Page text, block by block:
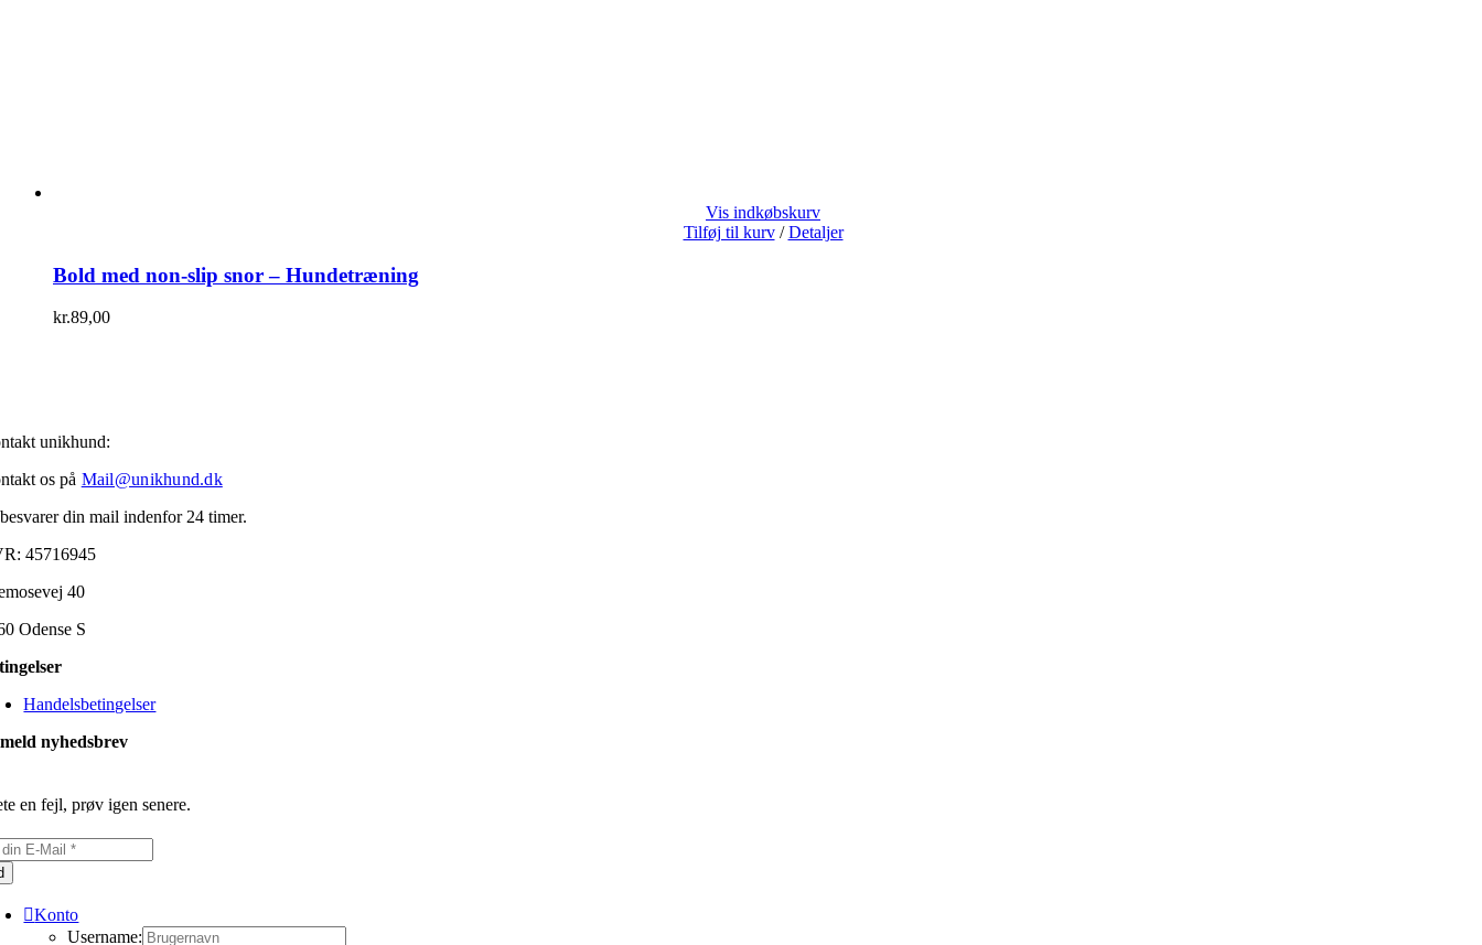
Vis indkøbskurv
Tilføj til kurv / Detaljer
Bold med non-slip snor – Hundetræning
kr.89,00
unikhund:
os på Mail@unikhund.dk
din mail indenfor 24 timer.
45716945
40
Odense S
Handelsbetingelser
nyhedsbrev
en fejl, prøv igen senere.
Konto
Username: